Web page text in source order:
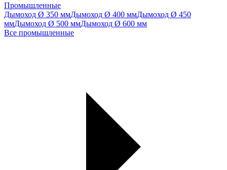
Промышленные
Дымоход Ø 350 ммДымоход Ø 400 ммДымоход Ø 450
ммДымоход Ø 500 ммДымоход Ø 600 мм
Все промышленные